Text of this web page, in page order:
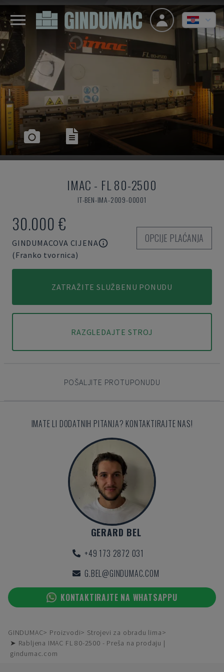
IMAC - FL 80-2500
IT-BEN-IMA-2009-00001
30.000 €
GINDUMACOVA CIJENA
(Franko tvornica)
OPCIJE PLAĆANJA
ZATRAŽITE SLUŽBENU PONUDU
RAZGLEDAJTE STROJ
POŠALJITE PROTUPONUDU
IMATE LI DODATNIH PITANJA? KONTAKTIRAJTE NAS!
GERARD BEL
+49 173 2872 031
G.BEL@GINDUMAC.COM
KONTAKTIRAJTE NA WHATSAPPU
GINDUMAC Proizvodi
Strojevi za obradu lima
➤ Rabljena IMAC FL 80-2500 - Preša na prodaju |
gindumac.com